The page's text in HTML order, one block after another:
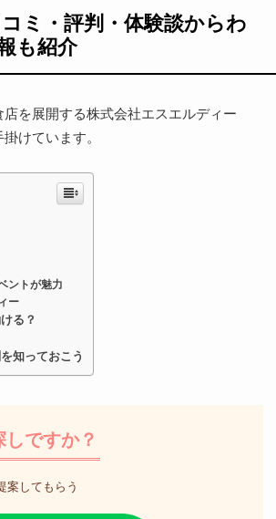
ミ・評判・体験談からわ
も紹介
を展開する株式会社エスエルディー
けています。
ントが魅力
ー
る？
知っておこう
ですか？
案してもらう